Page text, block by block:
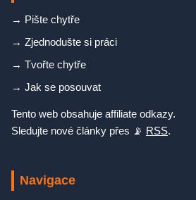
→ Pište chytře
→ Zjednodušte si práci
→ Tvořte chytře
→ Jak se posouvat
Tento web obsahuje affiliate odkazy.
Sledujte nové články přes 📡 RSS.
Navigace